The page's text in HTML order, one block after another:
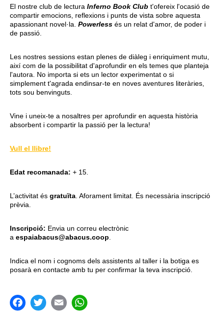
El nostre club de lectura Inferno Book Club t'ofereix l'ocasió de
compartir emocions, reflexions i punts de vista sobre aquesta
apassionant novel·la. Powerless és un relat d'amor, de poder i
de passió.
Les nostres sessions estan plenes de diàleg i enriquiment mutu,
així com de la possibilitat d'aprofundir en els temes que planteja
l'autora. No importa si ets un lector experimentat o si
simplement t'agrada endinsar-te en noves aventures literàries,
tots sou benvinguts.
Vine i uneix-te a nosaltres per aprofundir en aquesta història
absorbent i compartir la passió per la lectura!
Vull el llibre!
Edat recomanada: + 15.
L’activitat és gratuïta. Aforament limitat. És necessària inscripció
prèvia.
Inscripció: Envia un correu electrònic
a espaiabacus@abacus.coop.
Indica el nom i cognoms dels assistents al taller i la botiga es
posarà en contacte amb tu per confirmar la teva inscripció.